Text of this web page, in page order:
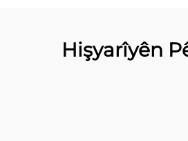
Hişyarîyên